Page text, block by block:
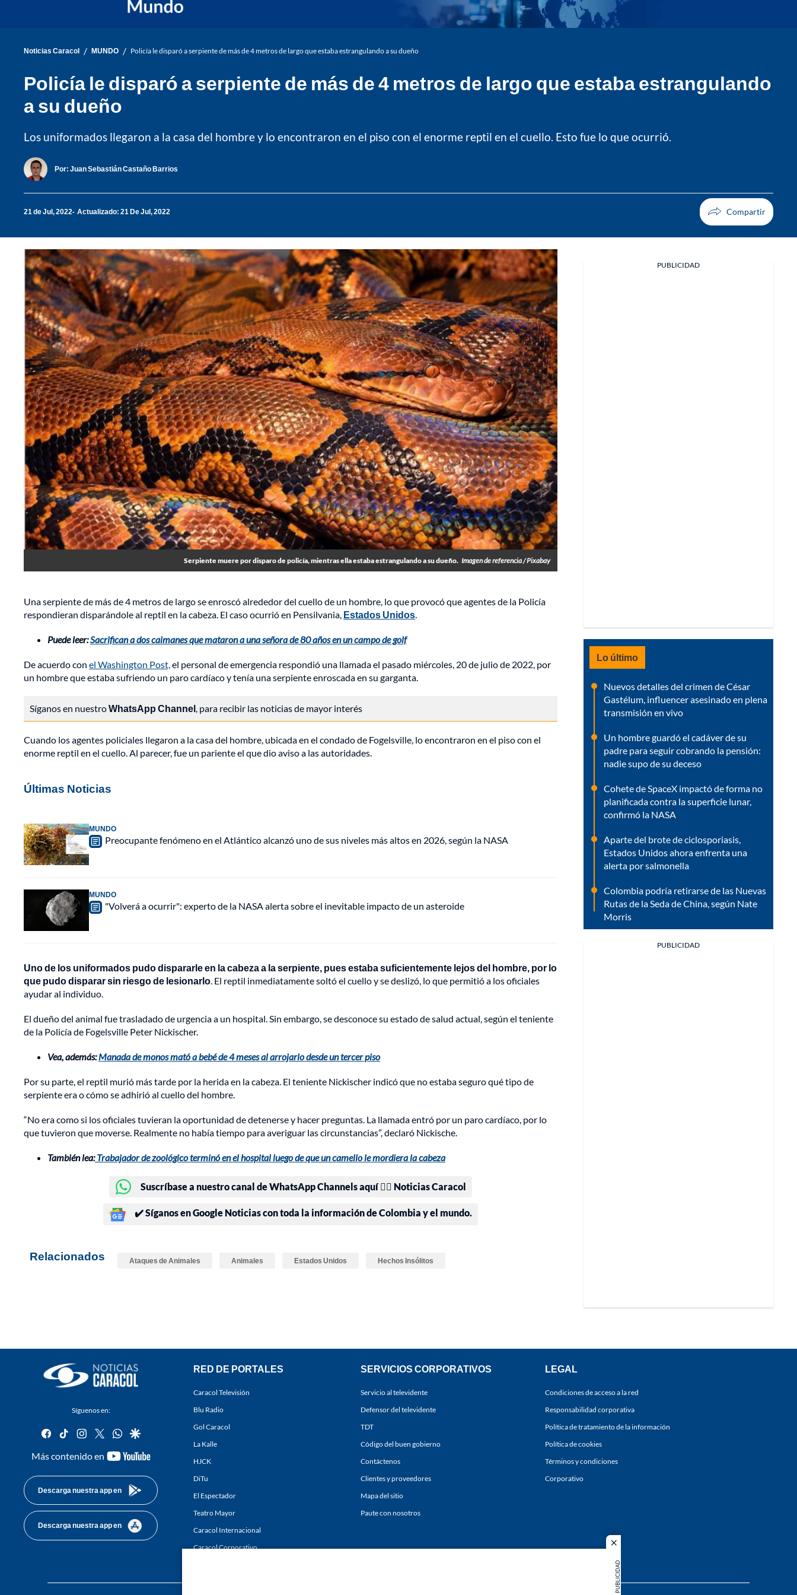
close
PUBLICIDAD
Noticias Caracol / MUNDO / Policía le disparó a serpiente de más de 4 metros de largo que estaba estrangulando a su dueño
Policía le disparó a serpiente de más de 4 metros de largo que estaba estrangulando
a su dueño
Los uniformados llegaron a la casa del hombre y lo encontraron en el piso con el enorme reptil en el cuello. Esto fue lo que ocurrió.
Por: Juan Sebastián Castaño Barrios
21 de Jul, 2022 Actualizado: 21 De Jul, 2022
Serpiente muere por disparo de policía, mientras ella estaba estrangulando a su dueño. Imagen de referencia / Pixabay
Una serpiente de más de 4 metros de largo se enroscó alrededor del cuello de un hombre, lo que provocó que agentes de la Policía
respondieran disparándole al reptil en la cabeza. El caso ocurrió en Pensilvania, Estados Unidos.
Puede leer:Sacrifican a dos caimanes que mataron a una señora de 80 años en un campo de golf
De acuerdo con el Washington Post,el personal de emergencia respondió una llamada el pasado miércoles, 20 de julio de 2022, por
un hombre que estaba sufriendo un paro cardíaco y tenía una serpiente enroscada en su garganta.
Síganos en nuestroWhatsApp Channel, para recibir las noticias de mayor interés
Cuando los agentes policiales llegaron a la casa del hombre, ubicada en el condado de Fogelsville, lo encontraron en el piso con el
enorme reptil en el cuello. Al parecer, fue un pariente el que dio aviso a las autoridades.
Últimas Noticias
MUNDO
Preocupante fenómeno en el Atlántico alcanzó uno de sus niveles más altos en 2026, según la NASA
MUNDO
"Volverá a ocurrir": experto de la NASA alerta sobre el inevitable impacto de un asteroide
Uno de los uniformados pudo dispararle en la cabeza a la serpiente, pues estaba suficientemente lejos del hombre, por lo
que pudo disparar sin riesgo de lesionarlo. El reptil inmediatamente soltó el cuello y se deslizó, lo que permitió a los oficiales
ayudar al individuo.
El dueño del animal fue trasladado de urgencia a un hospital. Sin embargo, se desconoce su estado de salud actual, según el teniente
de la Policía de Fogelsville Peter Nickischer.
Vea, además:Manada de monos mató a bebé de 4 meses al arrojarlo desde un tercer piso
Por su parte, el reptil murió más tarde por la herida en la cabeza. El teniente Nickischer indicó que no estaba seguro qué tipo de
serpiente era o cómo se adhirió al cuello del hombre.
“No era como si los oficiales tuvieran la oportunidad de detenerse y hacer preguntas. La llamada entró por un paro cardíaco, por lo
que tuvieron que moverse. Realmente no había tiempo para averiguar las circunstancias”, declaró Nickische.
También lea:Trabajador de zoológico terminó en el hospital luego de que un camello le mordiera la cabeza
Suscríbase a nuestro canal de WhatsApp Channels aquí 👉🏻 Noticias Caracol
✔️ Síganos en Google Noticias con toda la información de Colombia y el mundo.
Relacionados Ataques de Animales Animales Estados Unidos Hechos Insólitos
PUBLICIDAD
Lo último
Nuevos detalles del crimen de César
Gastélum, influencer asesinado en plena
transmisión en vivo
Un hombre guardó el cadáver de su
padre para seguir cobrando la pensión:
nadie supo de su deceso
Cohete de SpaceX impactó de forma no
planificada contra la superficie lunar,
confirmó la NASA
Aparte del brote de ciclosporiasis,
Estados Unidos ahora enfrenta una
alerta por salmonella
Colombia podría retirarse de las Nuevas
Rutas de la Seda de China, según Nate
Morris
PUBLICIDAD
Síguenos en:
facebook
tiktok instagram
twitterwhatsapp
google
Más contenido en
youtube-
Descarga nuestra app en
Descarga nuestra app en
RED DE PORTALES
Caracol Televisión
Blu Radio
Gol Caracol
La Kalle
HJCK
DiTu
El Espectador
Teatro Mayor
Caracol Internacional
Caracol Corporativo
SERVICIOS CORPORATIVOS
Servicio al televidente
Defensor del televidente
TDT
Código del buen gobierno
Contáctenos
Clientes y proveedores
Mapa del sitio
Paute con nosotros
LEGAL
Condiciones de acceso a la red
Responsabilidad corporativa
Política de tratamiento de la información
Política de cookies
Términos y condiciones
Corporativo